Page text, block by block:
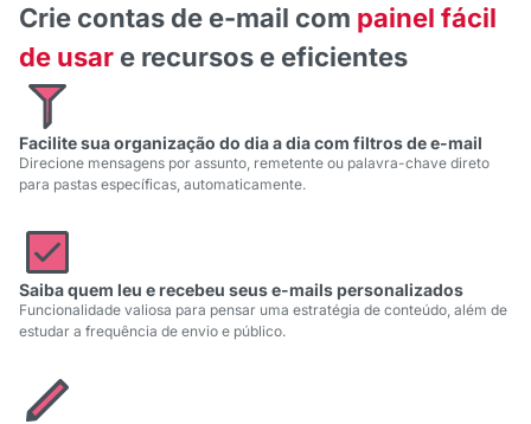
Crie contas de e-mail com painel fácil
de usar e recursos e eficientes
Facilite sua organização do dia a dia com filtros de e-mail
Direcione mensagens por assunto, remetente ou palavra-chave direto
para pastas específicas, automaticamente.
Saiba quem leu e recebeu seus e-mails personalizados
Funcionalidade valiosa para pensar uma estratégia de conteúdo, além de
estudar a frequência de envio e público.